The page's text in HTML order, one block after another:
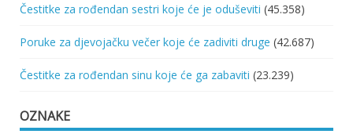
Čestitke za rođendan sestri koje će je oduševiti (45.358)
Poruke za djevojačku večer koje će zadiviti druge (42.687)
Čestitke za rođendan sinu koje će ga zabaviti (23.239)
OZNAKE